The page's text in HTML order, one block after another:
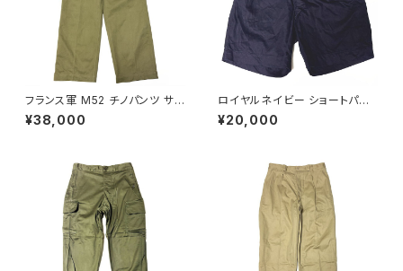
フランス軍 M52 チノパンツ サイ
ズ 22 初期モデル French Arm
y Chino Pants M45/52 Earl
¥38,000
ロイヤルネイビー ショートパン
ツ Royal Navy Shorts Blue
Drill Tropical N P
¥20,000